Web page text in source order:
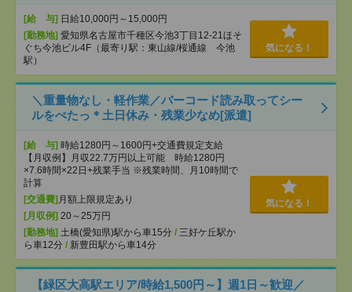
[給 与] 日給10,000円～15,000円
[勤務地] 愛知県名古屋市千種区今池3丁目12-21ほそ
ぐち今池ビル4F（最寄り駅：東山線/桜通線 今池
駅）
気になる！
＼重量物なし・軽作業／バーコード読み取ってシー
ルをぺたっ＊土日休み・残業少なめ[派遣]
[給 与] 時給1280円～1600円+交通費規定支給
【月収例】月収22.7万円以上可能 時給1280円
×7.6時間×22日+残業手当 ※残業時間、月10時間で
計算
[交通費] 月額上限規定あり
[月収例] 20～25万円
[勤務地] 土橋(愛知県)駅から車15分 / 三好ケ丘駅か
ら車12分 / 新豊田駅から車14分
気になる！
【緑区大高駅エリア/時給1,500円～】週1日～歓迎／